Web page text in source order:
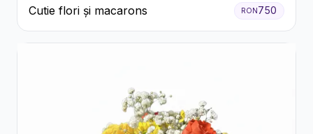
Cutie flori și macarons RON750